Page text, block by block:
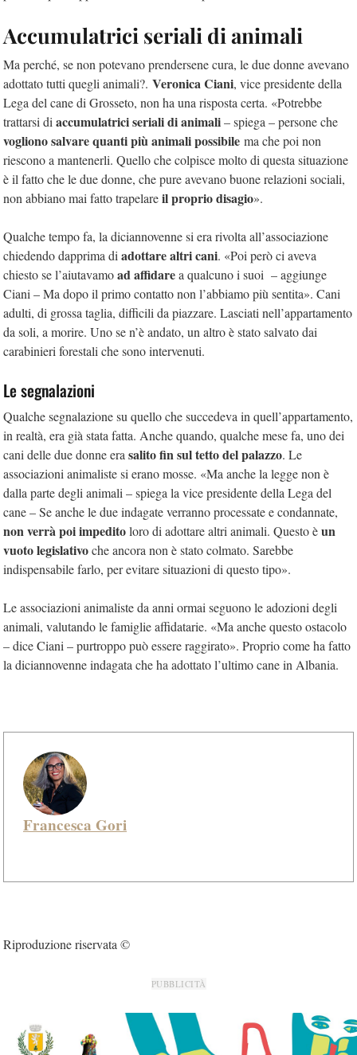
Accumulatrici seriali di animali
Ma perché, se non potevano prendersene cura, le due donne avevano
adottato tutti quegli animali?. Veronica Ciani, vice presidente della
Lega del cane di Grosseto, non ha una risposta certa. «Potrebbe
trattarsi di accumulatrici seriali di animali– spiega – persone che
vogliono salvare quanti più animali possibile ma che poi non
riescono a mantenerli. Quello che colpisce molto di questa situazione
è il fatto che le due donne, che pure avevano buone relazioni sociali,
non abbiano mai fatto trapelareil proprio disagio».
Qualche tempo fa, la diciannovenne si era rivolta all’associazione
chiedendo dapprima di adottare altri cani. «Poi però ci aveva
chiesto se l’aiutavamoad affidarea qualcuno i suoi – aggiunge
Ciani – Ma dopo il primo contatto non l’abbiamo più sentita». Cani
adulti, di grossa taglia, difficili da piazzare. Lasciati nell’appartamento
da soli, a morire. Uno se n’è andato, un altro è stato salvato dai
carabinieri forestali che sono intervenuti.
Le segnalazioni
Qualche segnalazione su quello che succedeva in quell’appartamento,
in realtà, era già stata fatta. Anche quando, qualche mese fa, uno dei
cani delle due donne era salito fin sul tetto del palazzo. Le
associazioni animaliste si erano mosse. «Ma anche la legge non è
dalla parte degli animali – spiega la vice presidente della Lega del
cane – Se anche le due indagate verranno processate e condannate,
non verrà poi impeditoloro di adottare altri animali. Questo èun
vuoto legislativoche ancora non è stato colmato. Sarebbe
indispensabile farlo, per evitare situazioni di questo tipo».
Le associazioni animaliste da anni ormai seguono le adozioni degli
animali, valutando le famiglie affidatarie. «Ma anche questo ostacolo
– dice Ciani – purtroppo può essere raggirato». Proprio come ha fatto
la diciannovenne indagata che ha adottato l’ultimo cane in Albania.
Francesca Gori
Riproduzione riservata ©
PUBBLICITÀ